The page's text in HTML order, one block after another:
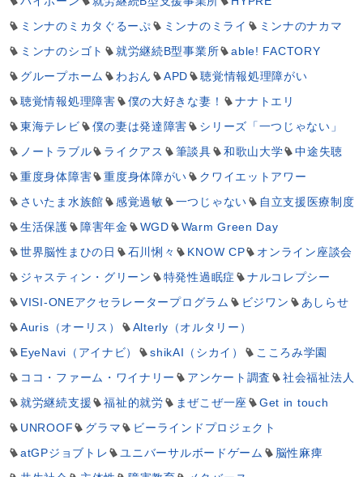
ミンナのミカタぐるーぷ
ミンナのミライ
ミンナのナカマ
ミンナのシゴト
就労継続B型事業所
able! FACTORY
グループホーム
わおん APD
聴覚情報処理障がい
聴覚情報処理障害
僕の大好きな妻！
ナナトエリ
東海テレビ
僕の妻は発達障害
シリーズ「一つじゃない」
ノートラブル
ライクアス 筆談具 和歌山大学
中途失聴
重度身体障害
重度身体障がい
クワイエットアワー
さいたま水族館
感覚過敏 一つじゃない
自立支援医療制度
生活保護
障害年金 WGD
Warm Green Day
世界脳性まひの日
石川悧々 KNOW CP
オンライン座談会
ジャスティン・グリーン
特発性過眠症
ナルコレプシー
VISI-ONEアクセラレータープログラム
ビジワン
あしらせ
Auris（オーリス）
Alterly（オルタリー）
EyeNavi（アイナビ）
shikAI（シカイ）
こころみ学園
ココ・ファーム・ワイナリー
アンケート調査
社会福祉法人
就労継続支援
福祉的就労 まぜこぜ一座
Get in touch
UNROOF
グラマ
ビーラインドプロジェクト
atGPジョブトレ
ユニバーサルボードゲーム
脳性麻痺